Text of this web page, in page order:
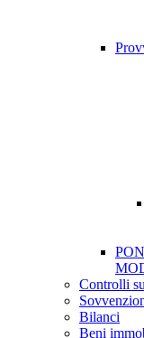
Controlli
Bilanci
Beni